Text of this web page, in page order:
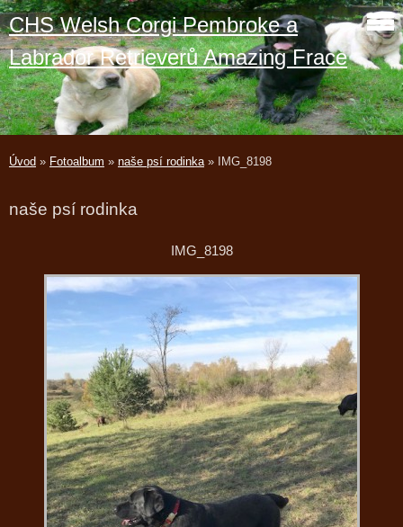
CHS Welsh Corgi Pembroke a
Labrador Retrieverů Amazing Frace
Úvod » Fotoalbum » naše psí rodinka» IMG_8198
naše psí rodinka
IMG_8198